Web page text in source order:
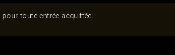
pour toute entrée acquittée.